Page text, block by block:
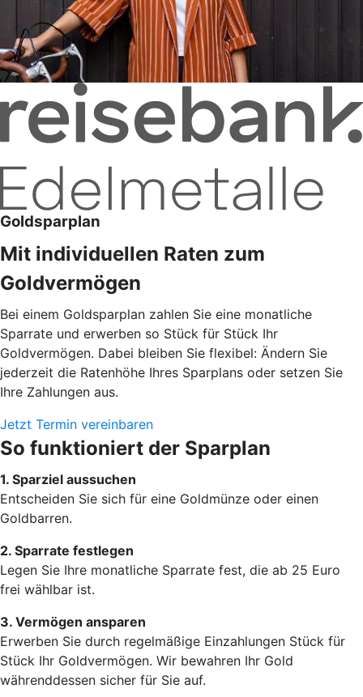
Goldsparplan
Mit individuellen Raten zum
Goldvermögen
Bei einem Goldsparplan zahlen Sie eine monatliche
Sparrate und erwerben so Stück für Stück Ihr
Goldvermögen. Dabei bleiben Sie flexibel: Ändern Sie
jederzeit die Ratenhöhe Ihres Sparplans oder setzen Sie
Ihre Zahlungen aus.
Jetzt Termin vereinbaren
So funktioniert der Sparplan
1. Sparziel aussuchen
Entscheiden Sie sich für eine Goldmünze oder einen
Goldbarren.
2. Sparrate festlegen
Legen Sie Ihre monatliche Sparrate fest, die ab 25 Euro
frei wählbar ist.
3. Vermögen ansparen
Erwerben Sie durch regelmäßige Einzahlungen Stück für
Stück Ihr Goldvermögen. Wir bewahren Ihr Gold
währenddessen sicher für Sie auf.